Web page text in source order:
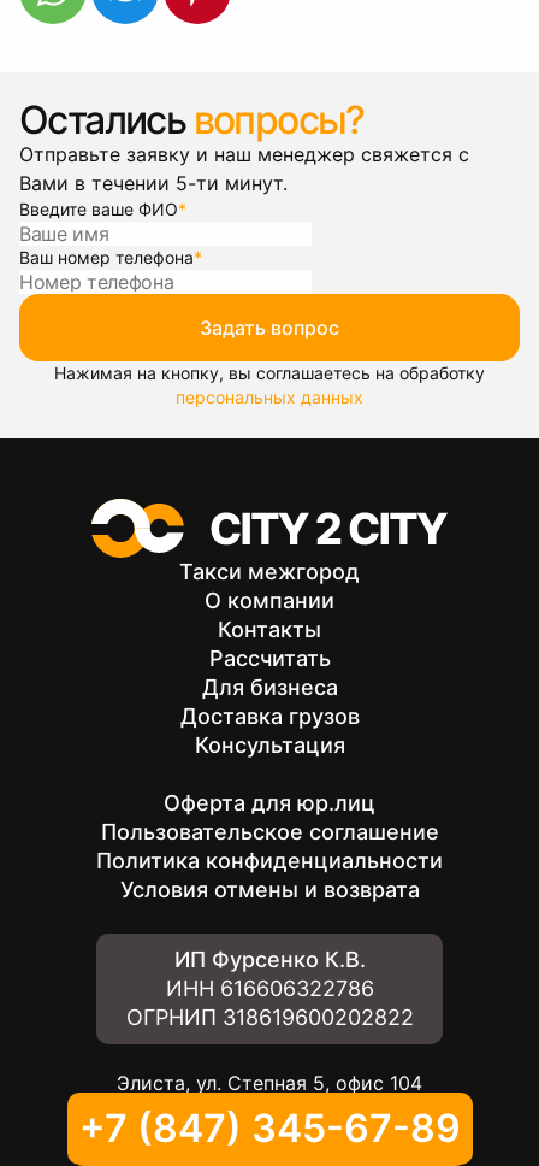
Остались вопросы?
Отправьте заявку и наш менеджер свяжется с
Вами в течении 5-ти минут.
Введите ваше ФИО*
Ваш номер телефона*
Задать вопрос
Нажимая на кнопку, вы соглашаетесь на обработку
персональных данных
Такси межгород
О компании
Контакты
Рассчитать
Для бизнеса
Доставка грузов
Консультация
Оферта для юр.лиц
Пользовательское соглашение
Политика конфиденциальности
Условия отмены и возврата
ИП Фурсенко К.В.
ИНН 616606322786
ОГРНИП 318619600202822
Элиста, ул. Степная 5, офис 104
+7 (847) 345-67-89